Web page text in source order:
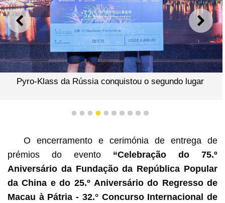
ANTERIOR
Pyro-Klass da Rússia conquistou o segundo lugar
1 2 3 4 5 6 7 8 9 10
O encerramento e cerimónia de entrega de
prémios do evento “Celebração do 75.º
Aniversário da Fundação da República Popular
da China e do 25.º Aniversário do Regresso de
Macau à Pátria - 32.° Concurso Internacional de